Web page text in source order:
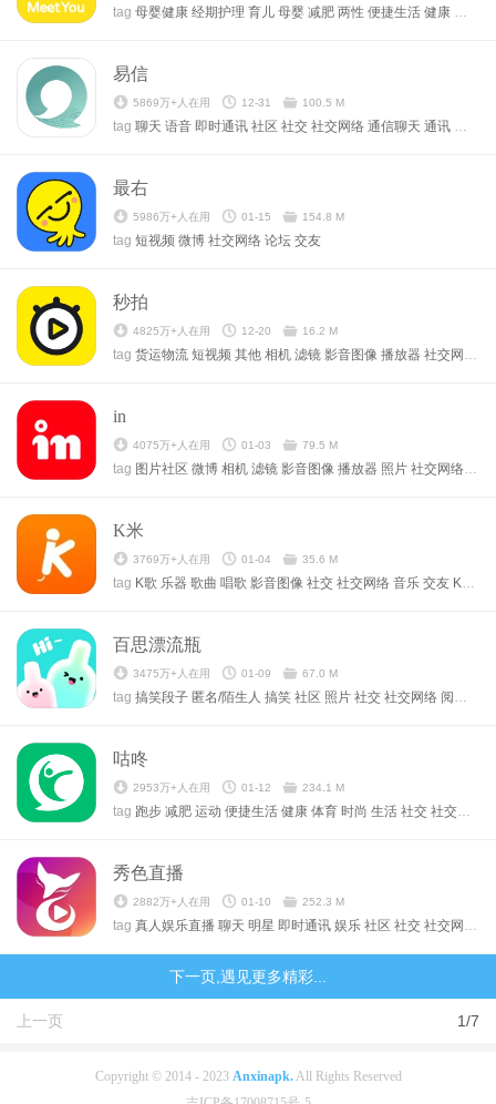
tag 母婴健康 经期护理 育儿 母婴 减肥 两性 便捷生活 健康 日历
易信
5869万+人在用 12-31 100.5 M
tag 聊天 语音 即时通讯 社区 社交 社交网络 通信聊天 通讯 交友
最右
5986万+人在用 01-15 154.8 M
tag 短视频 微博 社交网络 论坛 交友
秒拍
4825万+人在用 12-20 16.2 M
tag 货运物流 短视频 其他 相机 滤镜 影音图像 播放器 社交网络
in
4075万+人在用 01-03 79.5 M
tag 图片社区 微博 相机 滤镜 影音图像 播放器 照片 社交网络 视频
K米
3769万+人在用 01-04 35.6 M
tag K歌 乐器 歌曲 唱歌 影音图像 社交 社交网络 音乐 交友 K歌唱歌
百思漂流瓶
3475万+人在用 01-09 67.0 M
tag 搞笑段子 匿名/陌生人 搞笑 社区 照片 社交 社交网络 阅读
咕咚
2953万+人在用 01-12 234.1 M
tag 跑步 减肥 运动 便捷生活 健康 体育 时尚 生活 社交 社交网络
秀色直播
2882万+人在用 01-10 252.3 M
tag 真人娱乐直播 聊天 明星 即时通讯 娱乐 社区 社交 社交网络
下一页,遇见更多精彩...
1/7
上一页
Copyright © 2014 - 2023 Anxinapk.All Rights Reserved